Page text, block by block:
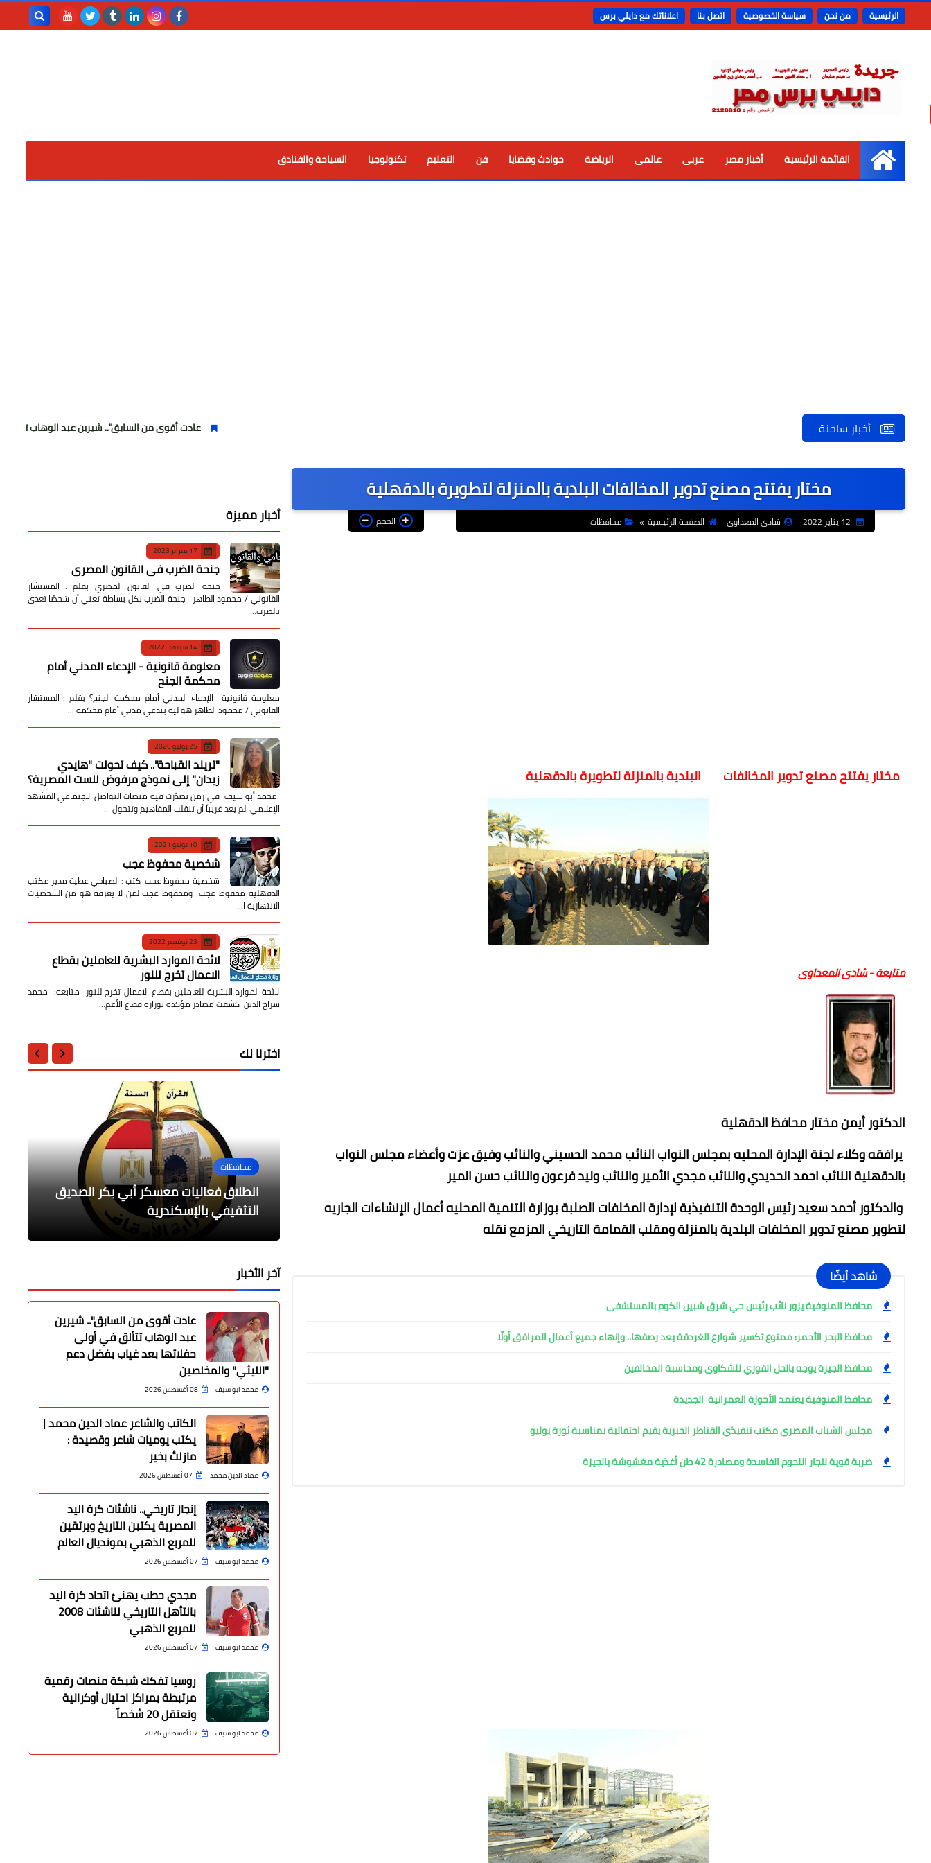
الرئيسية من نحن سياسة الخصوصية اتصل بنا اعلاناتك مع دايلي برس
الرئيسية
القائمة الرئيسية أخبار مصر عربى عالمى الرياضة حوادث وقضايا فن التعليم تكنولوجيا السياحة والفنادق
أخبار ساخنة عادت أقوى من السابق".. شيرين عبد الوهاب تتألق في أولى
مختار يفتتح مصنع تدوير المخالفات البلدية بالمنزلة لتطويرة بالدقهلية
شادى المعداوى الصفحة الرئيسية محافظات الحجم
مختار يفتتح مصنع تدوير المخالفات البلدية بالمنزلة لتطويرة بالدقهلية
متابعة - شادى المعداوى
الدكتور أيمن مختار محافظ الدقهلية
يرافقه وكلاء لجنة الإدارة المحليه بمجلس النواب النائب محمد الحسيني والنائب وفيق عزت وأعضاء مجلس النواب
بالدقهلية النائب احمد الحديدي والنائب مجدي الأمير والنائب وليد فرعون والنائب حسن المير
والدكتور أحمد سعيد رئيس الوحدة التنفيذية لإدارة المخلفات الصلبة بوزارة التنمية المحليه أعمال الإنشاءات الجاريه
لتطوير مصنع تدوير المخلفات البلدية بالمنزلة ومقلب القمامة التاريخي المزمع نقله
شاهد أيضًا
محافظ المنوفية يزور نائب رئيس حي شرق شبين الكوم بالمستشفى
محافظ البحر الأحمر: ممنوع تكسير شوارع الغردقة بعد رصفها.. وإنهاء جميع أعمال المرافق أولًا
محافظ الجيزة يوجه بالحل الفوري للشكاوى ومحاسبة المخالفين
محافظ المنوفية يعتمد الأحوزة العمرانية الجديدة
مجلس الشباب المصري مكتب تنفيذي القناطر الخبرية يقيم احتفالية بمناسبة ثورة يوليو
ضربة قوية لتجار اللحوم الفاسدة ومصادرة 42 طن أغذية مغشوشة بالجيزة
أخبار مميزة
17 فبراير 2023
جنحة الضرب في القانون المصري
جنحة الضرب في القانون المصري بقلم : المستشار
القانوني / محمود الطاهر جنحة الضرب بكل بساطة تعني أن شخصًا تعدى
بالضرب…
14 سبتمبر 2022
معلومة قانونية - الإدعاء المدني أمام
محكمة الجنح
معلومة قانونية الإدعاء المدني أمام محكمة الجنح؟ بقلم : المستشار
القانوني / محمود الطاهر هو ليه بندعي مدني أمام محكمة …
25 يوليو 2026
​"تريند القباحة".. كيف تحولت "هايدي
زيدان" إلى نموذج مرفوض للست المصرية؟
​ محمد أبو سيف ​في زمن تصدّرت فيه منصات التواصل الاجتماعي المشهد
الإعلامي، لم يعد غريباً أن تنقلب المفاهيم وتتحول …
10 يونيو 2021
شخصية محفوظ عجب
شخصية محفوظ عجب كتب : الصباحي عطية مدير مكتب
الدقهلية محفوظ عجب ومحفوظ عجب لمن لا يعرفه هو من الشخصيات
الانتهازية ا…
23 نوفمبر 2022
لائحة الموارد البشرية للعاملين بقطاع
الاعمال تخرج للنور
لائحة الموارد البشرية للعاملين بقطاع الاعمال تخرج للنور متابعه:- محمد
سراج الدين كشفت مصادر مؤكدة بوزارة قطاع الأعم…
اخترنا لك
محافظات
انطلاق فعاليات معسكر أبي بكر الصديق
التثقيفي بالإسكندرية
منوعات
قيل عنه
عالمى
روسيا تعلن عن مقتل 16 شخصاً على
الأقل فى وسط المدينة
عالمى
بيسكوف:موقف الولايات المتحدة
والآتحاد الأوروبي تجاه روسيا استفزايآ
للغاية
أخبار مصر
شيخ الأزهر يوجه رسالة للعالم أجمع
آخر الأخبار
عادت أقوى من السابق".. شيرين
عبد الوهاب تتألق في أولى
حفلاتها بعد غياب بفضل دعم
"الليثي" والمخلصين
محمد ابو سيف 08 أغسطس 2026
الكاتب والشاعر عماد الدين محمد |
يكتب يوميات شاعر وقصيدة :
مازلتُ بخير
عماد الدين محمد 07 أغسطس 2026
إنجاز تاريخي.. ناشئات كرة اليد
المصرية يكتبن التاريخ ويرتقين
للمربع الذهبي بمونديال العالم
محمد ابو سيف 07 أغسطس 2026
مجدي حطب يهنئ اتحاد كرة اليد
بالتأهل التاريخي لناشئات 2008
للمربع الذهبي
محمد ابو سيف 07 أغسطس 2026
روسيا تفكك شبكة منصات رقمية
مرتبطة بمراكز احتيال أوكرانية
وتعتقل 20 شخصاً
محمد ابو سيف 07 أغسطس 2026